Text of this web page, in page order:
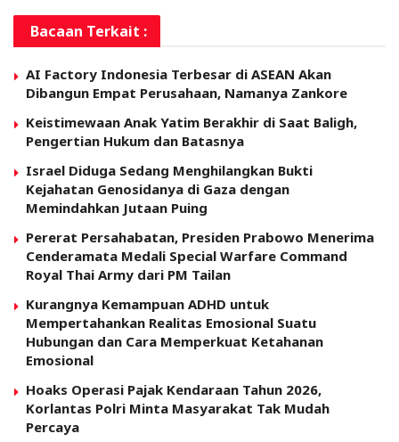
Bacaan Terkait :
AI Factory Indonesia Terbesar di ASEAN Akan
Dibangun Empat Perusahaan, Namanya Zankore
Keistimewaan Anak Yatim Berakhir di Saat Baligh,
Pengertian Hukum dan Batasnya
Israel Diduga Sedang Menghilangkan Bukti
Kejahatan Genosidanya di Gaza dengan
Memindahkan Jutaan Puing
Pererat Persahabatan, Presiden Prabowo Menerima
Cenderamata Medali Special Warfare Command
Royal Thai Army dari PM Tailan
Kurangnya Kemampuan ADHD untuk
Mempertahankan Realitas Emosional Suatu
Hubungan dan Cara Memperkuat Ketahanan
Emosional
Hoaks Operasi Pajak Kendaraan Tahun 2026,
Korlantas Polri Minta Masyarakat Tak Mudah
Percaya